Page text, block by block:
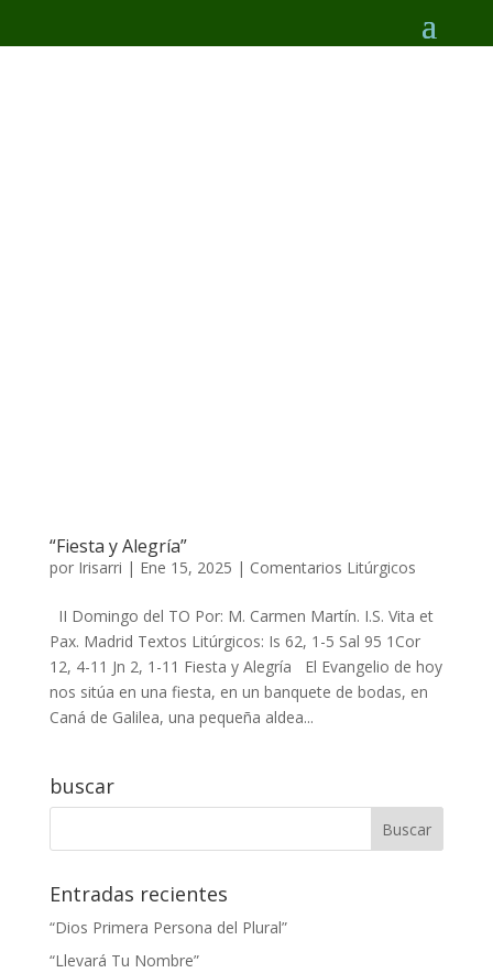
“Fiesta y Alegría”
por Irisarri | Ene 15, 2025 | Comentarios Litúrgicos
II Domingo del TO Por: M. Carmen Martín. I.S. Vita et
Pax. Madrid Textos Litúrgicos: Is 62, 1-5 Sal 95 1Cor
12, 4-11 Jn 2, 1-11 Fiesta y Alegría El Evangelio de hoy
nos sitúa en una fiesta, en un banquete de bodas, en
Caná de Galilea, una pequeña aldea...
buscar
Entradas recientes
“Dios Primera Persona del Plural”
“Llevará Tu Nombre”